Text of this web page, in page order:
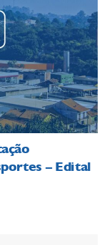
– Edital